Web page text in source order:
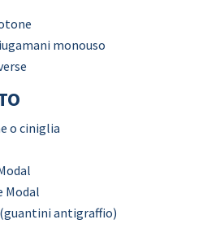
monouso
o ciniglia
Modal
(guantini antigraffio)